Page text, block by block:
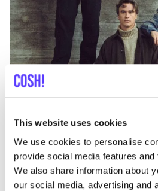
This website uses cookies
We use cookies to personalise
provide social media features
We also share information about
our social media, advertising and